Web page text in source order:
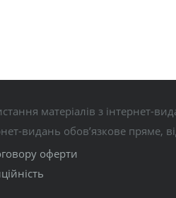
матеріалів з інтернет-
видань обов’язкове пряме,
оферти